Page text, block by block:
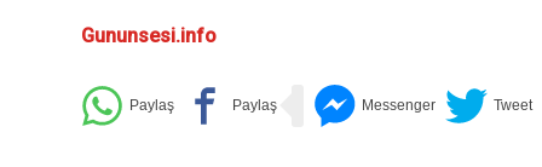
Gununsesi.info